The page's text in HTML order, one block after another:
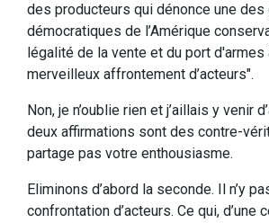
des producteurs qui dénonce une des
démocratiques de l’Amérique
légalité de la vente et du port d'armes
merveilleux affrontement d’acteurs".
Non, je n’oublie rien et j’aillais y venir
deux affirmations sont des contre-
partage pas votre enthousiasme.
Eliminons d’abord la seconde. Il n’y
confrontation d’acteurs. Ce qui, d’une